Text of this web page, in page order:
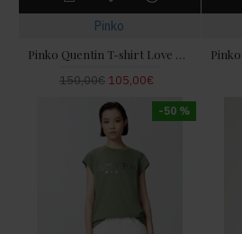
Pinko
Pinko Quentin T-shirt Love Birds Jewel Maxi Embroidery Grey Μπλούζα
150,00€ 105,00€
-50 %